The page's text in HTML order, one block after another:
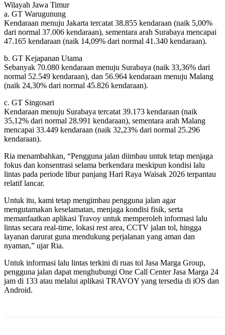
Wilayah Jawa Timur
a. GT Warugunung
Kendaraan menuju Jakarta tercatat 38.855 kendaraan (naik 5,00%
dari normal 37.006 kendaraan), sementara arah Surabaya mencapai
47.165 kendaraan (naik 14,09% dari normal 41.340 kendaraan).
b. GT Kejapanan Utama
Sebanyak 70.080 kendaraan menuju Surabaya (naik 33,36% dari
normal 52.549 kendaraan), dan 56.964 kendaraan menuju Malang
(naik 24,30% dari normal 45.826 kendaraan).
c. GT Singosari
Kendaraan menuju Surabaya tercatat 39.173 kendaraan (naik
35,12% dari normal 28.991 kendaraan), sementara arah Malang
mencapai 33.449 kendaraan (naik 32,23% dari normal 25.296
kendaraan).
Ria menambahkan, “Pengguna jalan diimbau untuk tetap menjaga
fokus dan konsentrasi selama berkendara meskipun kondisi lalu
lintas pada periode libur panjang Hari Raya Waisak 2026 terpantau
relatif lancar.
Untuk itu, kami tetap mengimbau pengguna jalan agar
mengutamakan keselamatan, menjaga kondisi fisik, serta
memanfaatkan aplikasi Travoy untuk memperoleh informasi lalu
lintas secara real-time, lokasi rest area, CCTV jalan tol, hingga
layanan darurat guna mendukung perjalanan yang aman dan
nyaman,” ujar Ria.
Untuk informasi lalu lintas terkini di ruas tol Jasa Marga Group,
pengguna jalan dapat menghubungi One Call Center Jasa Marga 24
jam di 133 atau melalui aplikasi TRAVOY yang tersedia di iOS dan
Android.